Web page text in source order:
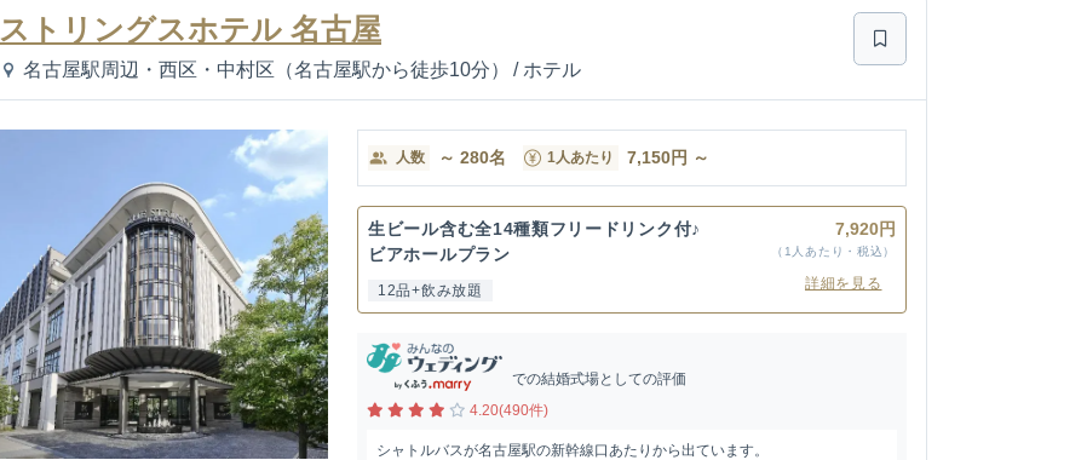
ストリングスホテル 名古屋
名古屋駅周辺・西区・中村区（名古屋駅から徒歩10分） / ホテル
人数 ～ 280名 1人あたり 7,150円 ～
生ビール含む全14種類フリードリンク付♪
ビアホールプラン
12品+飲み放題
7,920円
（1人あたり・税込）
詳細を見る
での結婚式場としての評価
4.20(490件)
シャトルバスが名古屋駅の新幹線口あたりから出ています。